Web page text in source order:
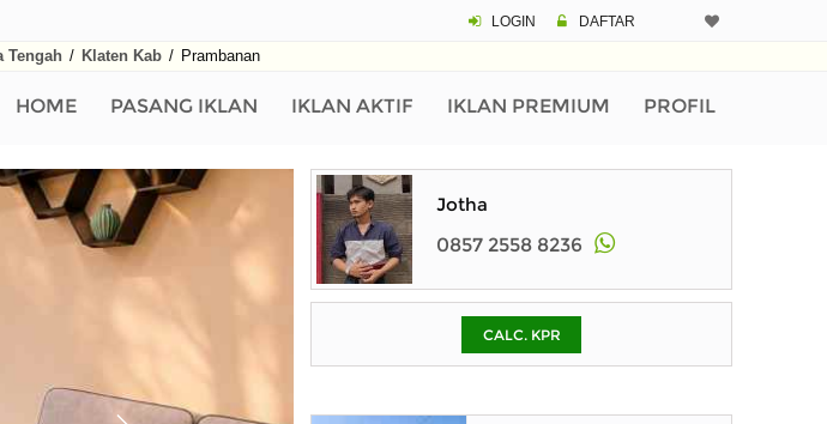
LOGIN DAFTAR
Tengah / Klaten Kab / Prambanan
HOME PASANG IKLAN IKLAN AKTIF IKLAN PREMIUM PROFILPinjaman (PIN)
pada kotak-
Jotha
0857 2558 8236
CALC. KPR